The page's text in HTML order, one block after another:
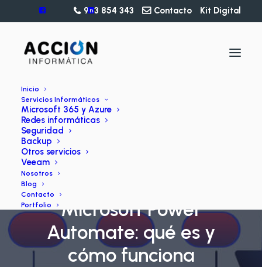
963 854 343 Contacto Kit Digital
Inicio
Servicios Informáticos
Microsoft 365 y Azure
Redes informáticas
Seguridad
Backup
Otros servicios
Veeam
Nosotros
Blog
Contacto
Portfolio
Microsoft Power
Automate: qué es y
cómo funciona